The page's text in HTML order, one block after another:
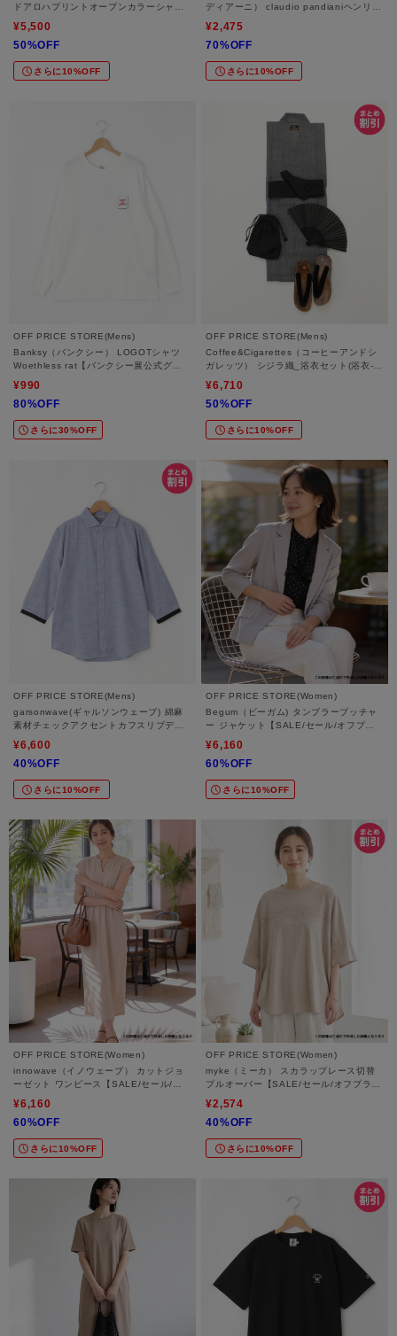
ドアロハプリントオープンカラーシャツ
ル/デイリー/トレンド/ユニセックス】
¥5,500
50%OFF
さらに10%OFF
ディアーニ） claudio pandianiヘンリー
ジュアル/デイリー/トレンド/ユニセック
ス】
¥2,475
70%OFF
さらに10%OFF
OFF PRICE STORE(Mens)
Banksy（バンクシー） LOGOTシャツ
Woethless rat【バンクシー展公式グッ
ズ/SALE/セール/オフプライス/カジュア
ル/デイリー/トレンド/ストリート/ユニセ
ックス】
¥990
80%OFF
さらに30%OFF
OFF PRICE STORE(Mens)
Coffee&Cigarettes（コーヒーアンドシ
ガレッツ） シジラ織_浴衣セット(浴衣-
帯-下駄-信玄袋-扇子)【SALE/セール/オ
フプライス/トレンド】
¥6,710
50%OFF
さらに10%OFF
OFF PRICE STORE(Mens)
garsonwave(ギャルソンウェーブ) 綿麻
素材チェックアクセントカフスリブデザ
¥6,600
40%OFF
さらに10%OFF
OFF PRICE STORE(Women)
Begum（ビーガム) タンブラーブッチャ
ー ジャケット【SALE/セール/オフプラ
勤】
¥6,160
60%OFF
さらに10%OFF
OFF PRICE STORE(Women)
innowave（イノウェーブ） カットジョ
ーゼット ワンピース【SALE/セール/オ
ド/通勤】
¥6,160
60%OFF
さらに10%OFF
OFF PRICE STORE(Women)
myke（ミーカ） スカラップレース切替
プルオーバー【SALE/セール/オフプライ
り/体型カバー】
¥2,574
40%OFF
さらに10%OFF